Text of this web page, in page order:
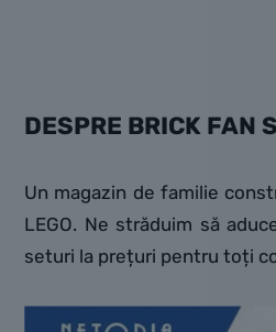
DESPRE BRICK FAN
Un magazin de familie
LEGO. Ne străduim să
seturi la prețuri pentru toți